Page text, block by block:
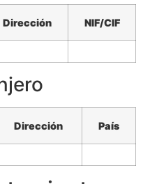
Dirección NIF/CIF
Dirección País